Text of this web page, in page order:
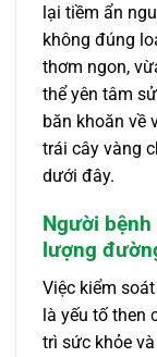
lại tiềm ẩn
không đúng
thơm ngon,
thể yên tâm
băn khoăn về
trái cây vàng
dưới đây.
Người
lượng
Việc kiểm
là yếu tố then
trì sức khỏe